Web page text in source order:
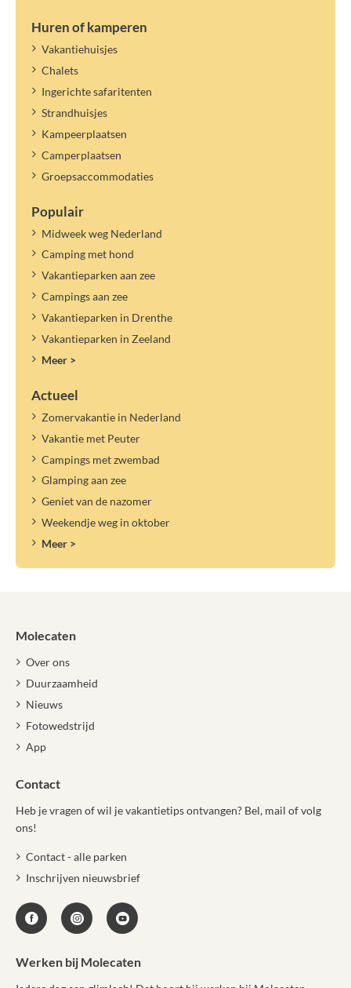
Huren of kamperen
Vakantiehuisjes
Chalets
Ingerichte safaritenten
Strandhuisjes
Kampeerplaatsen
Camperplaatsen
Groepsaccommodaties
Populair
Midweek weg Nederland
Camping met hond
Vakantieparken aan zee
Campings aan zee
Vakantieparken in Drenthe
Vakantieparken in Zeeland
Meer >
Actueel
Zomervakantie in Nederland
Vakantie met Peuter
Campings met zwembad
Glamping aan zee
Geniet van de nazomer
Weekendje weg in oktober
Meer >
Molecaten
Over ons
Duurzaamheid
Nieuws
Fotowedstrijd
App
Contact
Heb je vragen of wil je vakantietips ontvangen? Bel, mail of volg
ons!
Contact - alle parken
Inschrijven nieuwsbrief
Werken bij Molecaten